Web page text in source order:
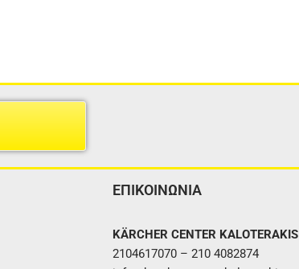
ΕΠΙΚΟΙΝΩΝΙΑ
KÄRCHER CENTER KALOTERAKIS
2104617070 – 210 4082874